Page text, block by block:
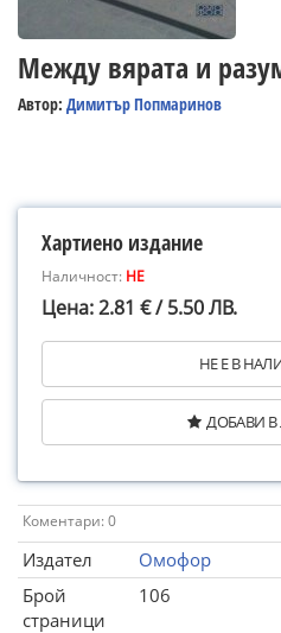
Между вярата и
Автор: Димитър Попмаринов
Хартиено издание
Наличност: НЕ
Цена: 2.81 € / 5.50 ЛВ.
НЕ Е В
ДОБАВИ
Коментари: 0
Издател
Омофор
Брой
страници
106